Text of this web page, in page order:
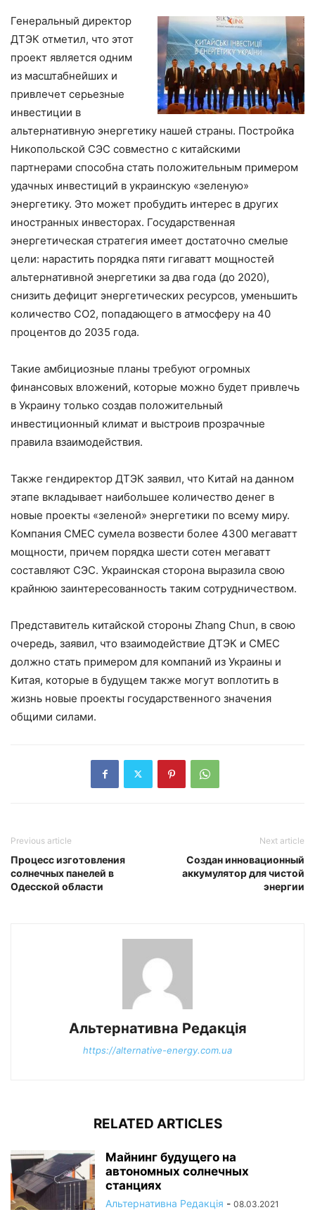
Генеральный директор
ДТЭК отметил, что этот
проект является одним
из масштабнейших и
привлечет серьезные
инвестиции в
альтернативную энергетику нашей страны. Постройка
Никопольской СЭС совместно с китайскими
партнерами способна стать положительным примером
удачных инвестиций в украинскую «зеленую»
энергетику. Это может пробудить интерес в других
иностранных инвесторах. Государственная
энергетическая стратегия имеет достаточно смелые
цели: нарастить порядка пяти гигаватт мощностей
альтернативной энергетики за два года (до 2020),
снизить дефицит энергетических ресурсов, уменьшить
количество СО2, попадающего в атмосферу на 40
процентов до 2035 года.
Такие амбициозные планы требуют огромных
финансовых вложений, которые можно будет привлечь
в Украину только создав положительный
инвестиционный климат и выстроив прозрачные
правила взаимодействия.
Также гендиректор ДТЭК заявил, что Китай на данном
этапе вкладывает наибольшее количество денег в
новые проекты «зеленой» энергетики по всему миру.
Компания СМЕС сумела возвести более 4300 мегаватт
мощности, причем порядка шести сотен мегаватт
составляют СЭС. Украинская сторона выразила свою
крайнюю заинтересованность таким сотрудничеством.
Представитель китайской стороны Zhang Chun, в свою
очередь, заявил, что взаимодействие ДТЭК и СМЕС
должно стать примером для компаний из Украины и
Китая, которые в будущем также могут воплотить в
жизнь новые проекты государственного значения
общими силами.
Previous article
Процесс изготовления
солнечных панелей в
Одесской области
Next article
Создан инновационный
аккумулятор для чистой
энергии
Альтернативна Редакція
https://alternative-energy.com.ua
RELATED ARTICLES
Майнинг будущего на
автономных солнечных
станциях
Альтернативна Редакція - 08.03.2021